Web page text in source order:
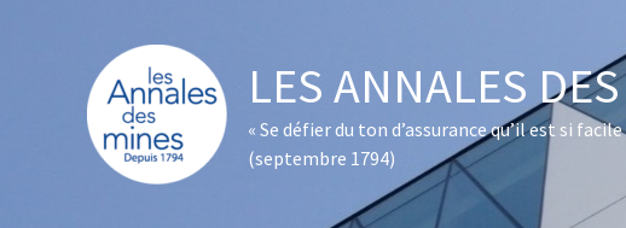
LES ANNALES
« Se défier du ton d’assurance qu’il est si
(septembre 1794)